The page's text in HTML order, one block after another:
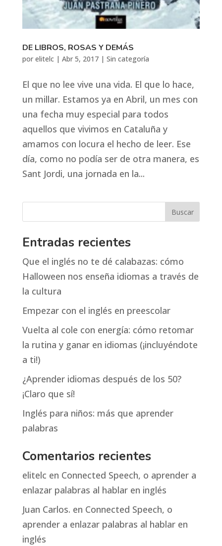
DE LIBROS, ROSAS Y DEMÁS
por elitelc| Abr 5, 2017| Sin categoría
El que no lee vive una vida. El que lo hace,
un millar. Estamos ya en Abril, un mes con
una fecha muy especial para todos
aquellos que vivimos en Cataluña y
amamos con locura el hecho de leer. Ese
día, como no podía ser de otra manera, es
Sant Jordi, una jornada en la...
Entradas recientes
Que el inglés no te dé calabazas: cómo
Halloween nos enseña idiomas a través de
la cultura
Empezar con el inglés en preescolar
Vuelta al cole con energía: cómo retomar
la rutina y ganar en idiomas (¡incluyéndote
a ti!)
¿Aprender idiomas después de los 50?
¡Claro que sí!
Inglés para niños: más que aprender
palabras
Comentarios recientes
elitelc en Connected Speech, o aprender a
enlazar palabras al hablar en inglés
Juan Carlos. en Connected Speech, o
aprender a enlazar palabras al hablar en
inglés